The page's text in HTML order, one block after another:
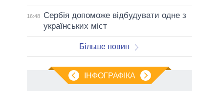
16:48
Сербія допоможе відбудувати одне з
українських міст
Більше новин
ІНФОГРАФІКА